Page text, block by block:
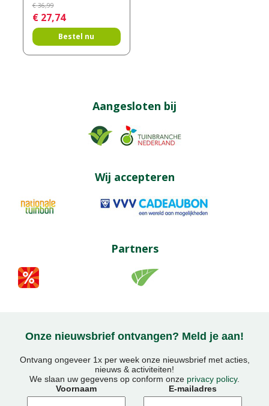
€ 36,99
€ 27,74
Bestel nu
Aangesloten bij
Wij accepteren
Partners
Onze nieuwsbrief ontvangen? Meld je aan!
Ontvang ongeveer 1x per week onze nieuwsbrief met acties,
nieuws & activiteiten!
We slaan uw gegevens op conform onze privacy policy.
Voornaam
E-mailadres